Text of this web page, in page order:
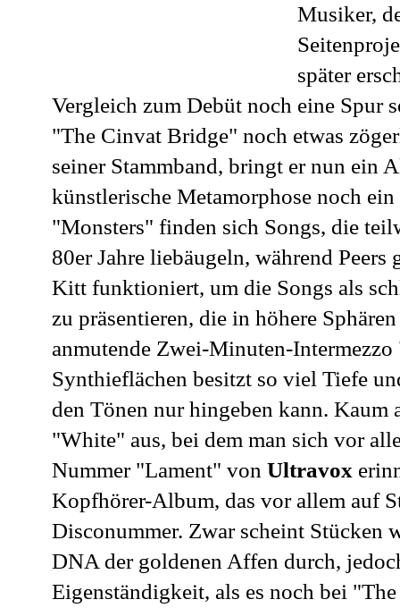
Musiker,
später
Vergleich zum Debüt noch eine Spur
"The Cinvat Bridge" noch etwas
seiner Stammband, bringt er nun ein
künstlerische Metamorphose noch
"Monsters" finden sich Songs, die
80er Jahre liebäugeln, während
Kitt funktioniert, um die Songs als
zu präsentieren, die in höhere
anmutende Zwei-Minuten-
Synthieflächen besitzt so viel Tiefe
den Tönen nur hingeben kann. Kaum
"White" aus, bei dem man sich vor
Nummer "Lament" vonUltravox
Kopfhörer-Album, das vor allem auf
Disconummer. Zwar scheint
DNA der goldenen Affen durch,
Eigenständigkeit, als es noch bei